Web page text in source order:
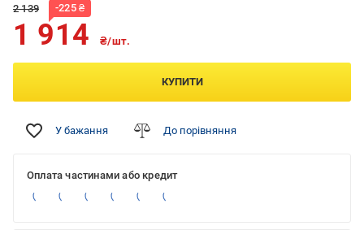
2 139 -225₴
1 914 ₴/шт.
КУПИТИ
У бажання До порівняння
Оплата частинами або кредит